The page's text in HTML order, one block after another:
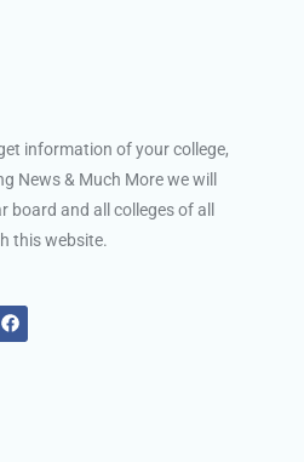
information of your college,
News & Much More we will
board and all colleges of all
this website.